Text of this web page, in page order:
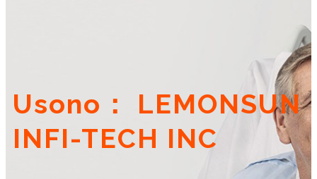
Usono： LEMONSUN
INFI-TECH INC